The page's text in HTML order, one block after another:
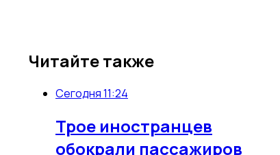
Читайте также
Сегодня 11:24
Трое иностранцев
обокрали пассажиров